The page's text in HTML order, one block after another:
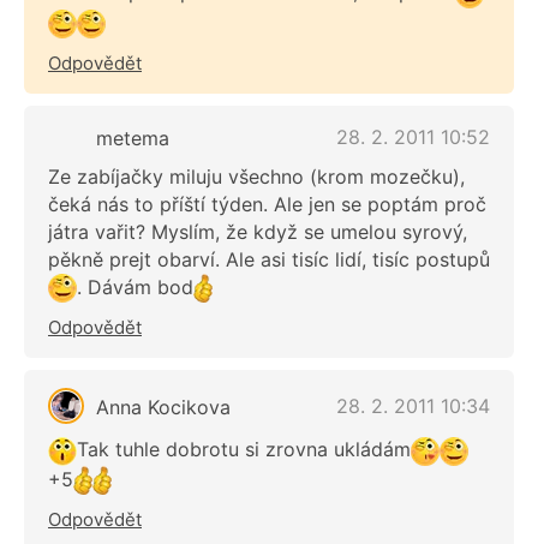
Odpovědět
metema
28. 2. 2011 10:52
Ze zabíjačky miluju všechno (krom mozečku),
čeká nás to příští týden. Ale jen se poptám proč
játra vařit? Myslím, že když se umelou syrový,
pěkně prejt obarví. Ale asi tisíc lidí, tisíc postupů
. Dávám bod
Odpovědět
Anna Kocikova
28. 2. 2011 10:34
Tak tuhle dobrotu si zrovna ukládám
+5
Odpovědět